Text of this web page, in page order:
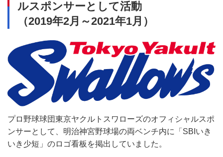
ルスポンサーとして活動
（2019年2月～2021年1月）
プロ野球球団東京ヤクルトスワローズのオフィシャルスポ
ンサーとして、明治神宮野球場の両ベンチ内に「SBIいき
いき少短」のロゴ看板を掲出していました。